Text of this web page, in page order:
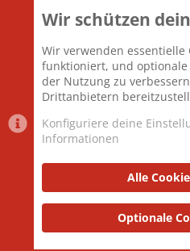
Themen
Mitglieder
Neuestes Mitglied
Community platform by XenForo® ©
and add-ons by ThemeHouse
Wir schützen
Wir verwenden essentielle
funktioniert, und optionale
der Nutzung zu
Drittanbietern
Konfiguriere deine
Informationen
Alle
Optionale